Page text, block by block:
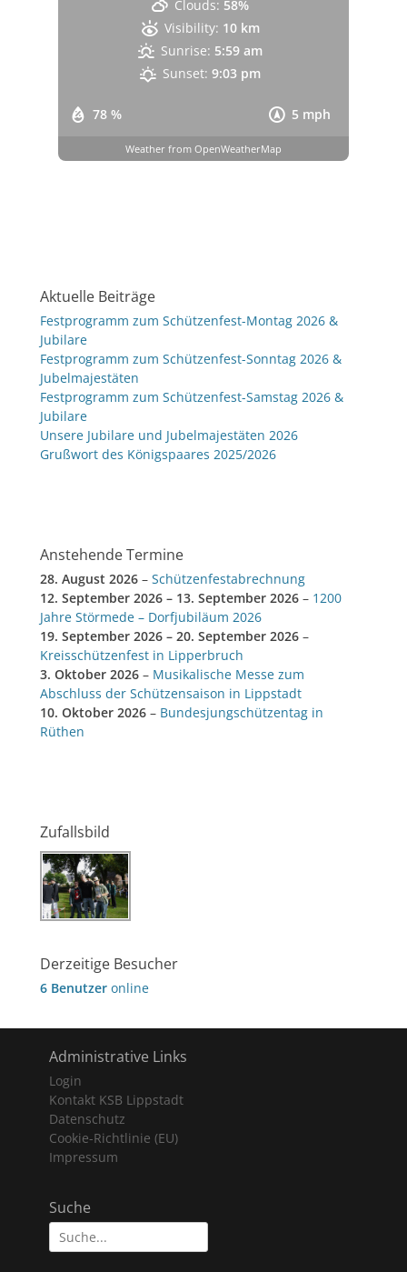
78 % 5 mph
Clouds: 58%
Visibility: 10 km
Sunrise: 5:59 am
Sunset: 9:03 pm
Weather from OpenWeatherMap
Aktuelle Beiträge
Festprogramm zum Schützenfest-Montag 2026 &
Jubilare
Festprogramm zum Schützenfest-Sonntag 2026 &
Jubelmajestäten
Festprogramm zum Schützenfest-Samstag 2026 &
Jubilare
Unsere Jubilare und Jubelmajestäten 2026
Grußwort des Königspaares 2025/2026
Anstehende Termine
28. August 2026 – Schützenfestabrechnung
12. September 2026 – 13. September 2026 – 1200
Jahre Störmede – Dorfjubiläum 2026
19. September 2026 – 20. September 2026 –
Kreisschützenfest in Lipperbruch
3. Oktober 2026 – Musikalische Messe zum
Abschluss der Schützensaison in Lippstadt
10. Oktober 2026 – Bundesjungschützentag in
Rüthen
Zufallsbild
Derzeitige Besucher
6 Benutzer online
Administrative Links
Login
Kontakt KSB Lippstadt
Datenschutz
Cookie-Richtlinie (EU)
Impressum
Suche
Suche
nach: